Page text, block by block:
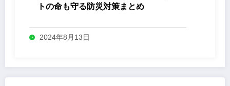
トの命も守る防災対策まとめ
2024年8月13日